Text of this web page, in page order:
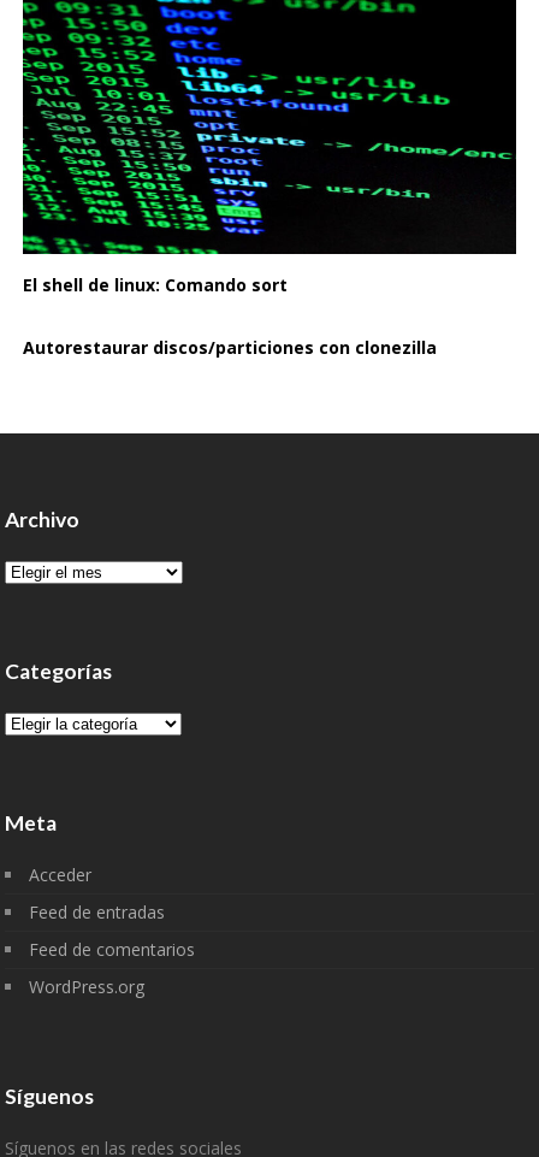
El shell de linux: Comando sort
Autorestaurar discos/particiones con clonezilla
Archivo
Archivo
Categorías
Categorías
Meta
Acceder
Feed de entradas
Feed de comentarios
WordPress.org
Síguenos
Síguenos en las redes sociales